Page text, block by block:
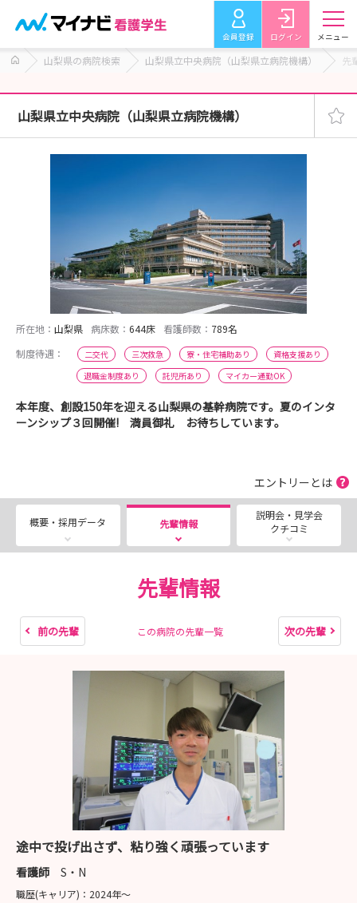
会員登録 ログイン メニュー
山梨県の病院検索 山梨県立中央病院（山梨県立病院機構） 先
山梨県立中央病院（山梨県立病院機構）
所在地： 山梨県 病床数： 644床 看護師数： 789名
制度待遇：
二交代 三次救急 寮・住宅補助あり
資格支援あり
退職金制度あり
託児所あり マイカー通勤OK
本年度、創設150年を迎える山梨県の基幹病院です。夏のインタ
ーンシップ３回開催! 満員御礼 お待ちしています。
エントリーとは
概要・採用データ 先輩情報
説明会・見学会
クチコミ
先輩情報
前の先輩 この病院の先輩一覧 次の先輩
途中で投げ出さず、粘り強く頑張っています
看護師 S・N
職歴(キャリア)： 2024年〜